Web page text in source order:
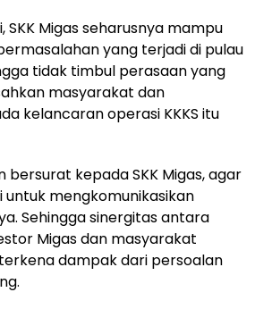
SKK Migas seharusnya mampu
yang terjadi di pulau
tidak timbul perasaan yang
masyarakat dan
kelancaran operasi KKKS itu
bersurat kepada SKK Migas, agar
mengkomunikasikan
Sehingga sinergitas antara
Migas dan masyarakat
dampak dari persoalan